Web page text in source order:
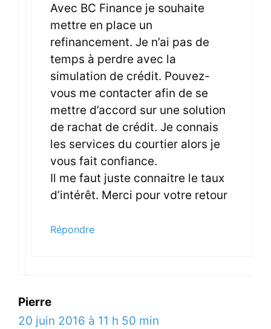
Avec BC Finance je souhaite
mettre en place un
refinancement. Je n’ai pas de
temps à perdre avec la
simulation de crédit. Pouvez-
vous me contacter afin de se
mettre d’accord sur une solution
de rachat de crédit. Je connais
les services du courtier alors je
vous fait confiance.
Il me faut juste connaitre le taux
d’intérêt. Merci pour votre retour
Répondre
Pierre
20 juin 2016 à 11 h 50 min